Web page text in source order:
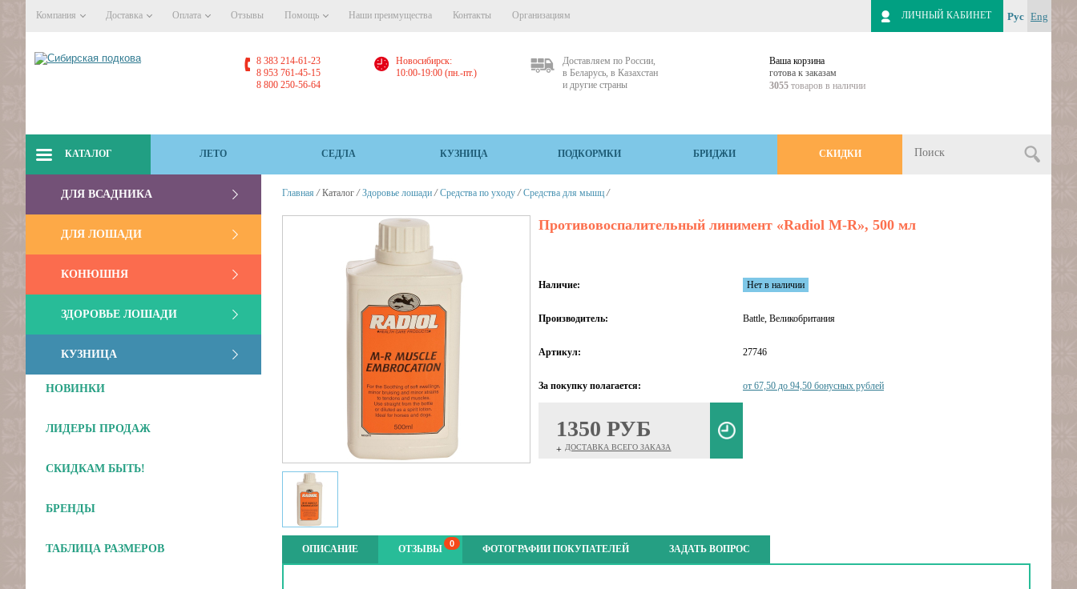
Компания Доставка Оплата Отзывы Помощь Наши преимущества Контакты Организациям Рус Eng
ЛИЧНЫЙ КАБИНЕТ
8 383 214-61-23
8 953 761-45-15
8 800 250-56-64
Новосибирск:
10:00-19:00 (пн.-пт.)
Доставляем по России,
в Беларусь, в Казахстан
и другие страны
Ваша корзина
готова к заказам
3055 товаров в наличии
КАТАЛОГ ЛЕТО СЕДЛА КУЗНИЦА ПОДКОРМКИ БРИДЖИ СКИДКИ
ДЛЯ ВСАДНИКА
ДЛЯ ЛОШАДИ
КОНЮШНЯ
ЗДОРОВЬЕ ЛОШАДИ
КУЗНИЦА
НОВИНКИ
ЛИДЕРЫ ПРОДАЖ
СКИДКАМ БЫТЬ!
БРЕНДЫ
ТАБЛИЦА РАЗМЕРОВ
Главная / Каталог / Здоровье лошади / Средства по уходу / Средства для мышц /
Противовоспалительный линимент «Radiol M-R», 500 мл
Наличие: Нет в наличии
Производитель: Battle, Великобритания
Артикул: 27746
За покупку полагается: от 67,50 до 94,50 бонусных рублей
1350 РУБ
+ ДОСТАВКА ВСЕГО ЗАКАЗА
ОПИСАНИЕ ОТЗЫВЫ 0 ФОТОГРАФИИ ПОКУПАТЕЛЕЙ ЗАДАТЬ ВОПРОС